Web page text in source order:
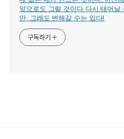
앞으로도 그럴 것이다 다시 태어날
만, 그래도 변해갈 수는 있다!
구독하기